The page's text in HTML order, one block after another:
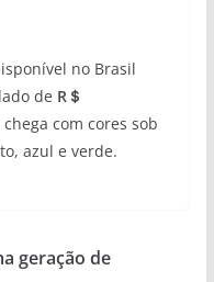
no Brasil
de R＄
chega com cores sob
azul e verde.
geração de